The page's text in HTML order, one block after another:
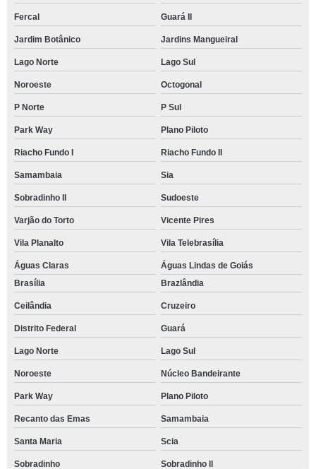
Fercal Guará II
Jardim Botânico Jardins Mangueiral
Lago Norte Lago Sul
Noroeste Octogonal
P Norte P Sul
Park Way Plano Piloto
Riacho Fundo I Riacho Fundo II
Samambaia Sia
Sobradinho II Sudoeste
Varjão do Torto Vicente Pires
Vila Planalto Vila Telebrasília
Águas Claras
Águas Lindas de Goiás
Brasília
Brazlândia
Ceilândia Cruzeiro
Distrito Federal Guará
Lago Norte Lago Sul
Noroeste Núcleo Bandeirante
Park Way Plano Piloto
Recanto das Emas Samambaia
Santa Maria Scia
Sobradinho Sobradinho ll